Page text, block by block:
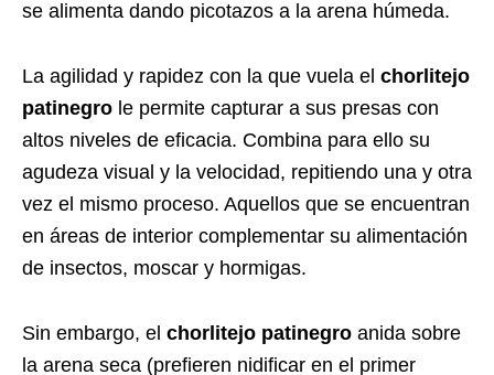
se alimenta dando picotazos a la arena húmeda.
La agilidad y rapidez con la que vuela el chorlitejo
patinegro le permite capturar a sus presas con
altos niveles de eficacia. Combina para ello su
agudeza visual y la velocidad, repitiendo una y otra
vez el mismo proceso. Aquellos que se encuentran
en áreas de interior complementar su alimentación
de insectos, moscar y hormigas.
Sin embargo, el chorlitejo patinegro anida sobre
la arena seca (prefieren nidificar en el primer